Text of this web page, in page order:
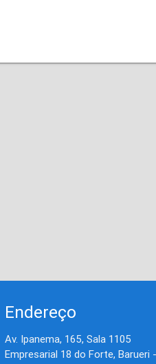
Endereço
Av. Ipanema, 165, Sala 1105
Empresarial 18 do Forte, Barueri